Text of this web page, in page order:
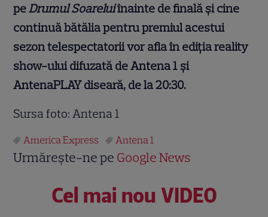
peDrumul Soareluiînainte de finală și cine
continuă bătălia pentru premiul acestui
sezon telespectatorii vor afla în ediția reality
show-ului difuzată de Antena 1 și
AntenaPLAY diseară, de la 20:30.
Sursa foto: Antena 1
America Express Antena 1
Urmărește-ne pe Google News
Cel mai nou VIDEO